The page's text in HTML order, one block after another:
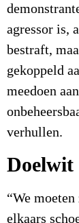
agressor is,
bestraft,
gekoppeld
meedoen
verhullen.
Doelwit
“We
elkaars